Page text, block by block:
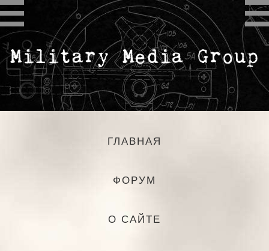
ГЛАВНАЯ
ФОРУМ
О САЙТЕ